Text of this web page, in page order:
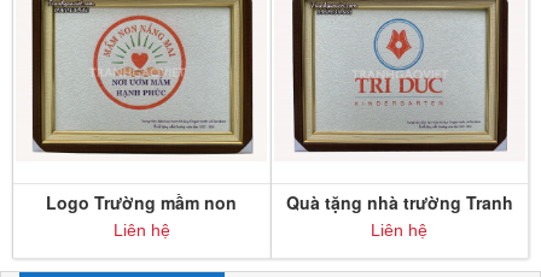
Logo Trường mầm non
Nắng Mai
Liên hệ
Quà tặng nhà trường Tranh
gạo logo
Liên hệ